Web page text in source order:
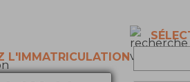
L'IMMATRICULATION